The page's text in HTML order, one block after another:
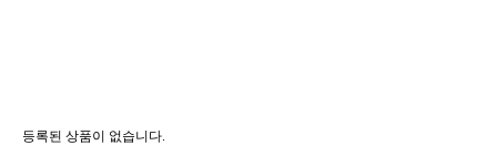
등록된 상품이 없습니다.